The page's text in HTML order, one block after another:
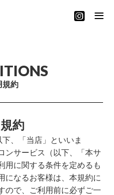
規約
約
、「当店」といいま
ンサービス（以下、「本サ
用に関する条件を定めるも
になるお客様は、本規約に
ので、ご利用前に必ずご一